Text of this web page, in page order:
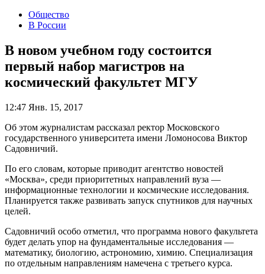
Общество
В России
В новом учебном году состоится
первый набор магистров на
космический факультет МГУ
12:47 Янв. 15, 2017
Об этом журналистам рассказал ректор Московского
государственного университета имени Ломоносова Виктор
Садовничий.
По его словам, которые приводит агентство новостей
«Москва», среди приоритетных направлений вуза —
информационные технологии и космические исследования.
Планируется также развивать запуск спутников для научных
целей.
Садовничий особо отметил, что программа нового факультета
будет делать упор на фундаментальные исследования —
математику, биологию, астрономию, химию. Специализация
по отдельным направлениям намечена с третьего курса.